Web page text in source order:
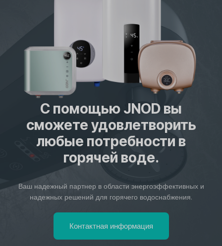
Главная Предыдущий Далее JNOD QA-T Instant...
С помощью JNOD вы
сможете удовлетворить
любые потребности в
горячей воде.
Ваш надежный партнер в области энергоэффективных и
надежных решений для горячего водоснабжения.
Контактная информация